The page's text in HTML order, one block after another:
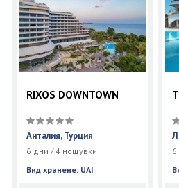
RIXOS DOWNTOWN
Анталия, Турция
6 дни / 4 нощувки
Вид хранене: UAI